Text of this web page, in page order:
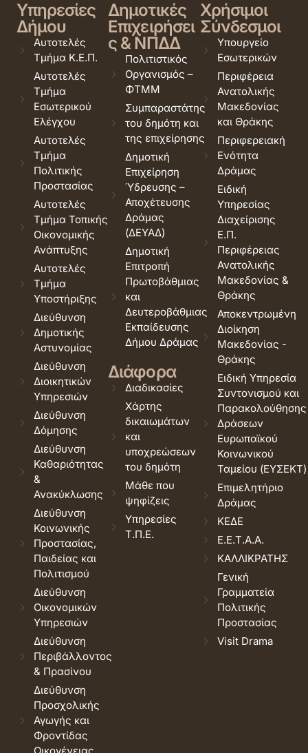
Υπηρεσίες
Δήμου
Αυτοτελές
Τμήμα Κ.Ε.Π.
Αυτοτελές
Τμήμα
Εσωτερικού
Ελέγχου
Αυτοτελές
Τμήμα
Πολιτικής
Προστασίας
Αυτοτελές
Τμήμα Τοπικής
Οικονομικής
Ανάπτυξης
Αυτοτελές
Τμήμα
Υποστήριξης
Διεύθυνση
Δημοτικής
Αστυνομίας
Διεύθυνση
Διοικητικών
Υπηρεσιών
Διεύθυνση
Δόμησης
Διεύθυνση
Καθαριότητας
&
Ανακύκλωσης
Διεύθυνση
Κοινωνικής
Προστασίας,
Παιδείας και
Πολιτισμού
Διεύθυνση
Οικονομικών
Υπηρεσιών
Διεύθυνση
Περιβάλλοντος
& Πρασίνου
Διεύθυνση
Προσχολικής
Αγωγής και
Φροντίδας
Δημοτικές
Επιχειρήσει
ς & ΝΠΔΔ
Πολιτιστικός
Οργανισμός –
ΦΤΜΜ
Συμπαραστάτης
του δημότη και
της επιχείρησης
Δημοτική
Επιχείρηση
Ύδρευσης –
Αποχέτευσης
Δράμας
(ΔΕΥΑΔ)
Δημοτική
Επιτροπή
Πρωτοβάθμιας
και
Δευτεροβάθμιας
Εκπαίδευσης
Δήμου Δράμας
Διάφορα
Διαδικασίες
Χάρτης
δικαιωμάτων
και
υποχρεώσεων
του δημότη
Μάθε που
ψηφίζεις
Υπηρεσίες
Τ.Π.Ε.
Χρήσιμοι
Σύνδεσμοι
Υπουργείο
Εσωτερικών
Περιφέρεια
Ανατολικής
Μακεδονίας
και Θράκης
Περιφερειακή
Ενότητα
Δράμας
Ειδική
Υπηρεσίας
Διαχείρισης
Ε.Π.
Περιφέρειας
Ανατολικής
Μακεδονίας &
Θράκης
Αποκεντρωμένη
Διοίκηση
Μακεδονίας -
Θράκης
Ειδική Υπηρεσία
Συντονισμού και
Παρακολούθησης
Δράσεων
Ευρωπαϊκού
Κοινωνικού
Ταμείου (ΕΥΣΕΚΤ)
Επιμελητήριο
Δράμας
ΚΕΔΕ
Ε.Ε.Τ.Α.Α.
ΚΑΛΛΙΚΡΑΤΗΣ
Γενική
Γραμματεία
Πολιτικής
Προστασίας
Visit Drama